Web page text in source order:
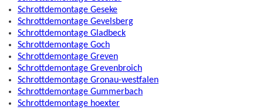
Schrottdemontage Geseke
Schrottdemontage Gevelsberg
Schrottdemontage Gladbeck
Schrottdemontage Goch
Schrottdemontage Greven
Schrottdemontage Grevenbroich
Schrottdemontage Gronau-westfalen
Schrottdemontage Gummerbach
Schrottdemontage hoexter